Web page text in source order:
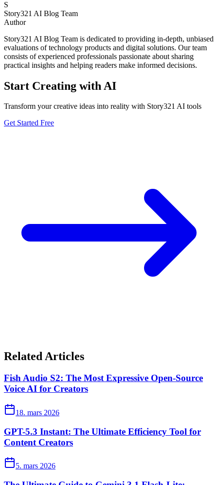
S
Story321 AI Blog Team
Author
Story321 AI Blog Team is dedicated to providing in-depth, unbiased
evaluations of technology products and digital solutions. Our team
consists of experienced professionals passionate about sharing
practical insights and helping readers make informed decisions.
Start Creating with AI
Transform your creative ideas into reality with Story321 AI tools
Get Started Free
Related Articles
Fish Audio S2: The Most Expressive Open-Source
Voice AI for Creators
18. mars 2026
GPT-5.3 Instant: The Ultimate Efficiency Tool for
Content Creators
5. mars 2026